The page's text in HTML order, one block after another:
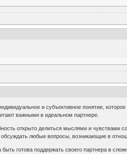
и субъективное понятие,
важными в идеальном партнере.
открыто делиться мыслями и чувствами
любые вопросы, возникающие в
готова поддержать своего партнера в